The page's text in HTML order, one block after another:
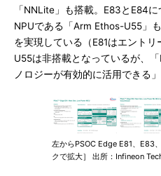
「NNLite」も搭載。E83とE84
NPUである「Arm Ethos-U55」
を実現している（E81はエント
U55は非搭載となっているが、
ノロジーが有効的に活用できる
左からPSOC Edge E81、E83
クで拡大］ 出所：Infineon